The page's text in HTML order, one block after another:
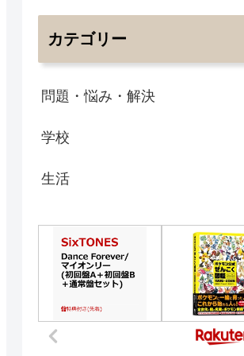
カテゴリー
問題・悩み・解決
学校
生活